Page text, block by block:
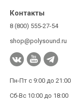
Контакты
8 (800) 555-27-54
shop@polysound.ru
Пн-Пт с 9:00 до 21:00
Сб-Вс 10:00 до 18:00